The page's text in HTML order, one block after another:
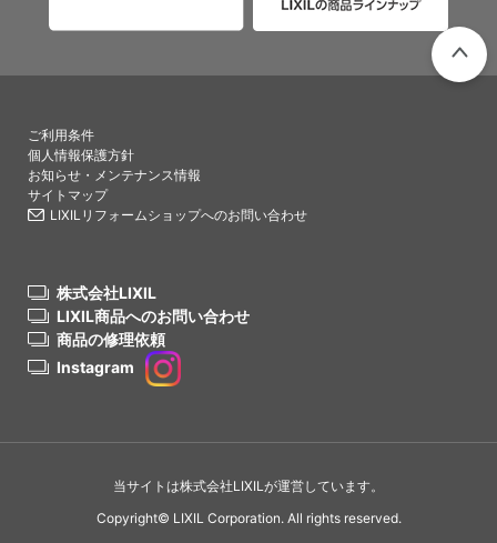
ご利用条件
個人情報保護方針
お知らせ・メンテナンス情報
サイトマップ
LIXILリフォームショップへのお問い合わせ
株式会社LIXIL
LIXIL商品へのお問い合わせ
商品の修理依頼
Instagram
当サイトは株式会社LIXILが運営しています。
Copyright© LIXIL Corporation. All rights reserved.